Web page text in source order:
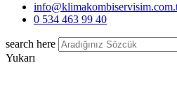
0 534 463 99 40
search here
Yukarı